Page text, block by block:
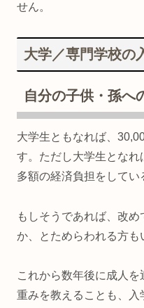
せん。
大学／専門学校の
自分の子供・孫へ
大学生ともなれば、
す。ただし大学生となれ
多額の経済負担をしてい
もしそうであれば、改
か、とためらわれる方も
これから数年後に成人を
重みを教えることも、